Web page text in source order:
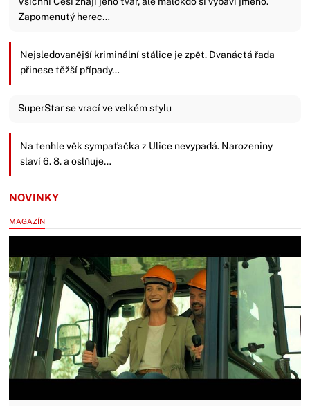
Zapomenutý herec…
Nejsledovanější kriminální stálice je zpět. Dvanáctá řada
přinese těžší případy…
SuperStar se vrací ve velkém stylu
Na tenhle věk sympaťačka z Ulice nevypadá. Narozeniny
slaví 6. 8. a oslňuje…
NOVINKY
MAGAZÍN